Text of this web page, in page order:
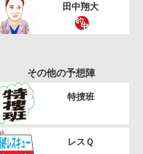
田中翔大
その他の予想陣
特捜班
レスＱ